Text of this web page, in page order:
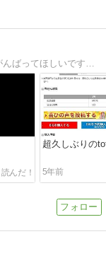
トリコロールの魂を持つ選手たち、みんながんばってほしいです。 横浜F・マリノスの選手がんばってネ。
超久しぶりの
5年前